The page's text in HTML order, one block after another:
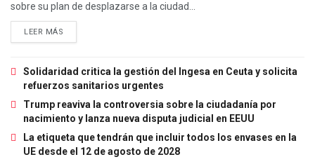
sobre su plan de desplazarse a la ciudad...
LEER MÁS
Solidaridad critica la gestión del Ingesa en Ceuta y solicita
refuerzos sanitarios urgentes
Trump reaviva la controversia sobre la ciudadanía por
nacimiento y lanza nueva disputa judicial en EEUU
La etiqueta que tendrán que incluir todos los envases en la
UE desde el 12 de agosto de 2028